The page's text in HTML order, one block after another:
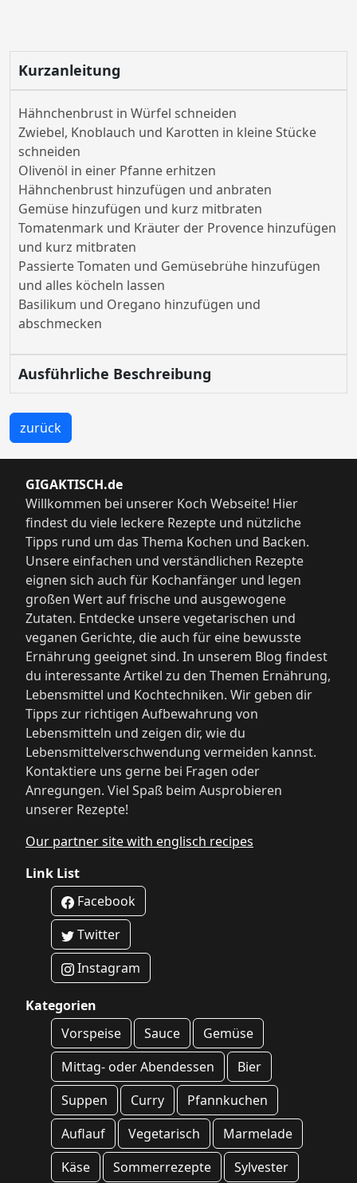
Kurzanleitung
Hähnchenbrust in Würfel schneiden
Zwiebel, Knoblauch und Karotten in kleine Stücke
schneiden
Olivenöl in einer Pfanne erhitzen
Hähnchenbrust hinzufügen und anbraten
Gemüse hinzufügen und kurz mitbraten
Tomatenmark und Kräuter der Provence hinzufügen
und kurz mitbraten
Passierte Tomaten und Gemüsebrühe hinzufügen
und alles köcheln lassen
Basilikum und Oregano hinzufügen und
abschmecken
Ausführliche Beschreibung
zurück
GIGAKTISCH.de
Willkommen bei unserer Koch Webseite! Hier
findest du viele leckere Rezepte und nützliche
Tipps rund um das Thema Kochen und Backen.
Unsere einfachen und verständlichen Rezepte
eignen sich auch für Kochanfänger und legen
großen Wert auf frische und ausgewogene
Zutaten. Entdecke unsere vegetarischen und
veganen Gerichte, die auch für eine bewusste
Ernährung geeignet sind. In unserem Blog findest
du interessante Artikel zu den Themen Ernährung,
Lebensmittel und Kochtechniken. Wir geben dir
Tipps zur richtigen Aufbewahrung von
Lebensmitteln und zeigen dir, wie du
Lebensmittelverschwendung vermeiden kannst.
Kontaktiere uns gerne bei Fragen oder
Anregungen. Viel Spaß beim Ausprobieren
unserer Rezepte!
Our partner site with englisch recipes
Link List
Facebook
Twitter
Instagram
Kategorien
Vorspeise
Sauce
Gemüse
Mittag- oder Abendessen
Bier
Suppen
Curry
Pfannkuchen
Auflauf
Vegetarisch
Marmelade
Käse
Sommerrezepte
Sylvester